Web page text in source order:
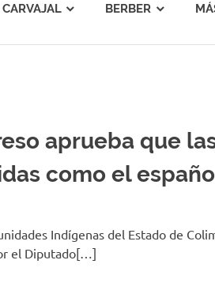
CARVAJAL BERBER
aprueba que
como el
Indígenas del Estado de
el Diputado[…]